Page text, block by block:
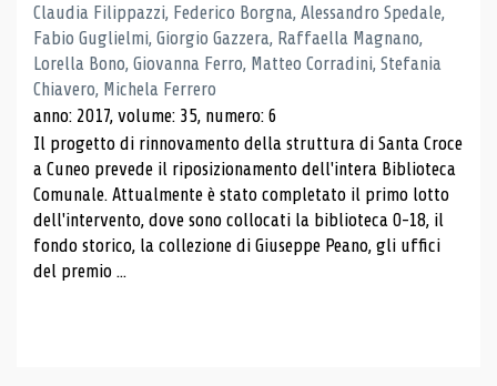
Claudia Filippazzi, Federico Borgna, Alessandro Spedale,
Fabio Guglielmi, Giorgio Gazzera, Raffaella Magnano,
Lorella Bono, Giovanna Ferro, Matteo Corradini, Stefania
Chiavero, Michela Ferrero
anno: 2017, volume: 35, numero: 6
Il progetto di rinnovamento della struttura di Santa Croce
a Cuneo prevede il riposizionamento dell'intera Biblioteca
Comunale. Attualmente è stato completato il primo lotto
dell'intervento, dove sono collocati la biblioteca 0-18, il
fondo storico, la collezione di Giuseppe Peano, gli uffici
del premio ...